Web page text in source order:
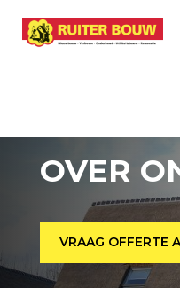
OVER
VRAAG OFFERTE